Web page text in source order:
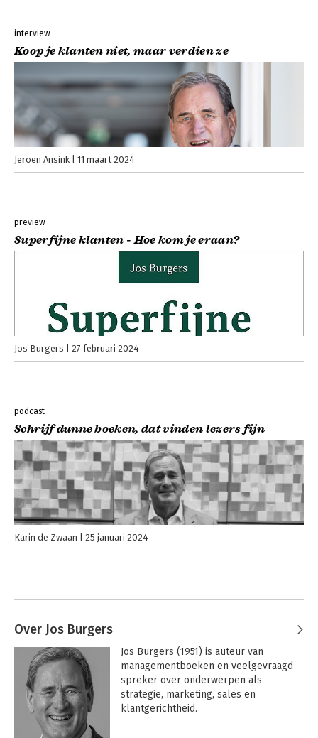
interview
Koop je klanten niet, maar verdien ze
Jeroen Ansink 11 maart 2024
preview
Superfijne klanten - Hoe kom je eraan?
Jos Burgers 27 februari 2024
podcast
Schrijf dunne boeken, dat vinden lezers fijn
Karin de Zwaan 25 januari 2024
Over Jos Burgers
Jos Burgers (1951) is auteur van
managementboeken en veelgevraagd
spreker over onderwerpen als
strategie, marketing, sales en
klantgerichtheid.